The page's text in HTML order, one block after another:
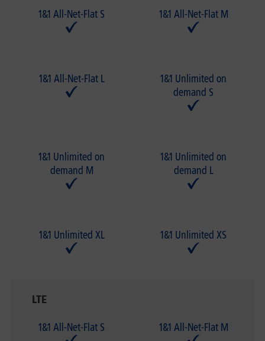
1&1 All-Net-Flat S 1&1 All-Net-Flat M
1&1 All-Net-Flat L
1&1 Unlimited on
demand S
1&1 Unlimited on
demand M
1&1 Unlimited on
demand L
1&1 Unlimited XL 1&1 Unlimited XS
LTE
1&1 All-Net-Flat S 1&1 All-Net-Flat M